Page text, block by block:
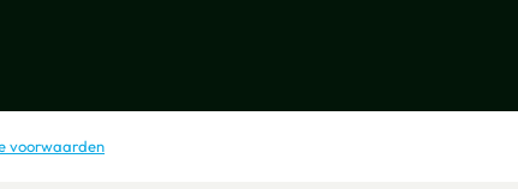
voorwaarden